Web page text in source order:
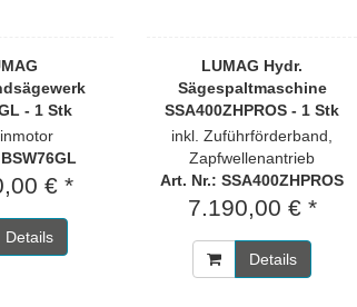
- 1 Stk
€ *
Details
LUMAG Hydr.
Sägespaltmaschine
SSA400ZHPROS - 1 Stk
inkl. Zuführförderband,
Zapfwellenantrieb
Art. Nr.: SSA400ZHPROS
7.190,00 € *
Details